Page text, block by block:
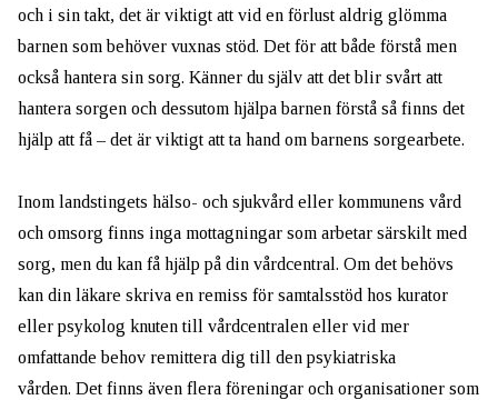
och i sin takt, det är viktigt att vid en förlust aldrig glömma
barnen som behöver vuxnas stöd. Det för att både förstå men
också hantera sin sorg. Känner du själv att det blir svårt att
hantera sorgen och dessutom hjälpa barnen förstå så finns det
hjälp att få – det är viktigt att ta hand om barnens sorgearbete.
Inom landstingets hälso- och sjukvård eller kommunens vård
och omsorg finns inga mottagningar som arbetar särskilt med
sorg, men du kan få hjälp på din vårdcentral. Om det behövs
kan din läkare skriva en remiss för samtalsstöd hos kurator
eller psykolog knuten till vårdcentralen eller vid mer
omfattande behov remittera dig till den psykiatriska
vården. Det finns även flera föreningar och organisationer som